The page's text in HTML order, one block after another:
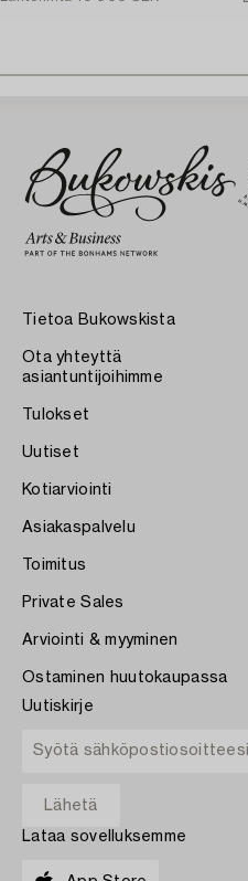
Tietoa Bukowskista
Ota yhteyttä
asiantuntijoihimme
Tulokset
Uutiset
Kotiarviointi
Asiakaspalvelu
Toimitus
Private Sales
Arviointi & myyminen
Ostaminen huutokaupassa
Uutiskirje
Lataa sovelluksemme